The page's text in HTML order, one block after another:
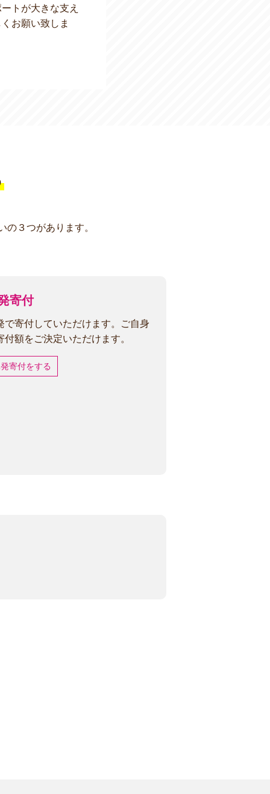
トが大きな支え
お願い致しま
３つがあります。
寄付
で寄付していただけます。ご自身
付額をご決定いただけます。
寄付をする